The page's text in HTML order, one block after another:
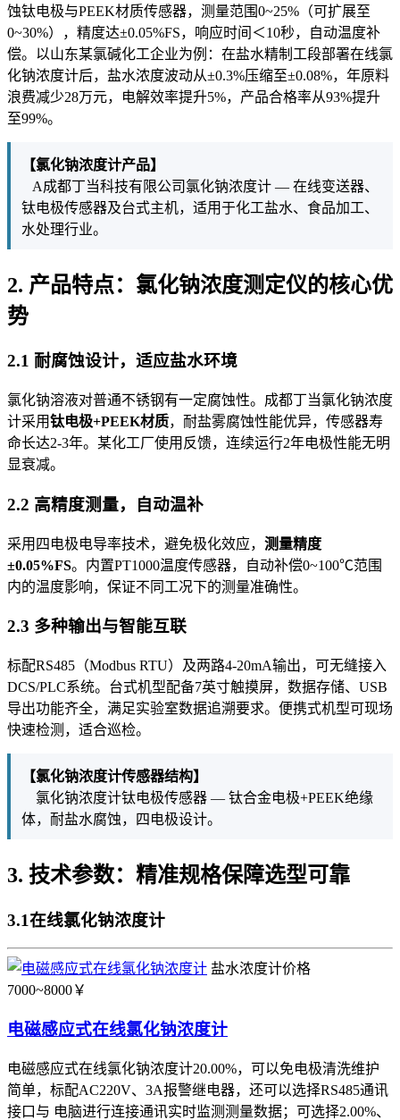
蚀钛电极与PEEK材质传感器，测量范围0~25%（可扩展至
0~30%），精度达±0.05%FS，响应时间＜10秒，自动温度补
偿。以山东某氯碱化工企业为例：在盐水精制工段部署在线氯
化钠浓度计后，盐水浓度波动从±0.3%压缩至±0.08%，年原料
浪费减少28万元，电解效率提升5%，产品合格率从93%提升
至99%。
【氯化钠浓度计产品】
A成都丁当科技有限公司氯化钠浓度计 — 在线变送器、
钛电极传感器及台式主机，适用于化工盐水、食品加工、
水处理行业。
2. 产品特点：氯化钠浓度测定仪的核心优
势
2.1 耐腐蚀设计，适应盐水环境
氯化钠溶液对普通不锈钢有一定腐蚀性。成都丁当氯化钠浓度
计采用钛电极+PEEK材质，耐盐雾腐蚀性能优异，传感器寿
命长达2-3年。某化工厂使用反馈，连续运行2年电极性能无明
显衰减。
2.2 高精度测量，自动温补
采用四电极电导率技术，避免极化效应， 测量精度
±0.05%FS。内置PT1000温度传感器，自动补偿0~100℃范围
内的温度影响，保证不同工况下的测量准确性。
2.3 多种输出与智能互联
标配RS485（Modbus RTU）及两路4-20mA输出，可无缝接入
DCS/PLC系统。台式机型配备7英寸触摸屏，数据存储、USB
导出功能齐全，满足实验室数据追溯要求。便携式机型可现场
快速检测，适合巡检。
【氯化钠浓度计传感器结构】
氯化钠浓度计钛电极传感器 — 钛合金电极+PEEK绝缘
体，耐盐水腐蚀，四电极设计。
3. 技术参数：精准规格保障选型可靠
3.1在线氯化钠浓度计
盐水浓度计价格
7000~8000￥
电磁感应式在线氯化钠浓度计
电磁感应式在线氯化钠浓度计20.00%，可以免电极清洗维护
简单，标配AC220V、3A报警继电器，还可以选择RS485通讯
接口与 电脑进行连接通讯实时监测测量数据；可选择2.00%、